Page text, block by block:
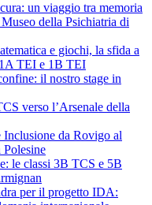
un viaggio tra memoria
della Psichiatria di
e giochi, la sfida a
TEI e 1B TEI
il nostro stage in
verso l’Arsenale della
Inclusione da Rovigo al
le classi 3B TCS e 5B
per il progetto IDA: